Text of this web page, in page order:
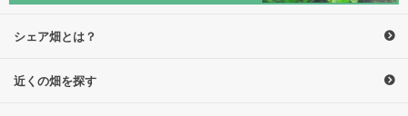
シェア畑とは？
近くの畑を探す